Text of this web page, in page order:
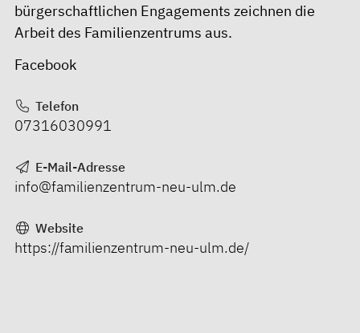
bürgerschaftlichen Engagements zeichnen die
Arbeit des Familienzentrums aus.
Facebook
Telefon
07316030991
E-Mail-Adresse
info@familienzentrum-neu-ulm.de
Website
https://familienzentrum-neu-ulm.de/